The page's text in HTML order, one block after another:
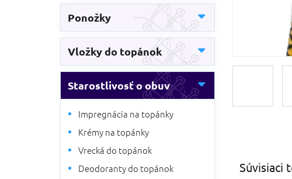
Ponožky
Vložky do topánok
Starostlivosť o obuv
Impregnácia na topánky
Krémy na topánky
Vrecká do topánok
Deodoranty do topánok
Súvisiaci